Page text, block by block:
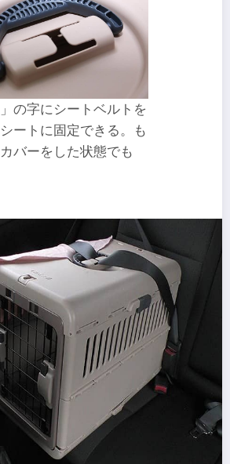
」の字にシートベルトを
ートに固定できる。も
バーをした状態でも